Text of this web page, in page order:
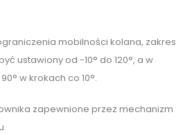
mobilności kolana, zakres
ustawiony od -10° do 120°, a w
w krokach co 10°.
zapewnione przez mechanizm